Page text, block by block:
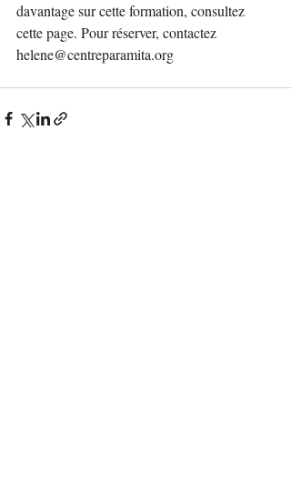
davantage sur cette formation, consultez
cette page. Pour réserver, contactez
helene@centreparamita.org